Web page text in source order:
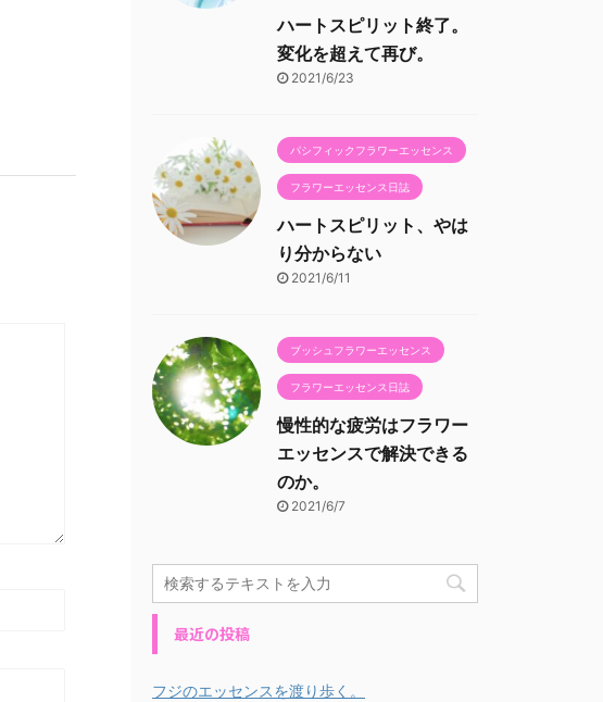
ハートスピリット終了。
変化を超えて再び。
2021/6/23
パシフィックフラワーエッセンス
フラワーエッセンス日誌
ハートスピリット、やは
り分からない
2021/6/11
ブッシュフラワーエッセンス
フラワーエッセンス日誌
慢性的な疲労はフラワー
エッセンスで解決できる
のか。
2021/6/7
最近の投稿
フジのエッセンスを渡り歩く。